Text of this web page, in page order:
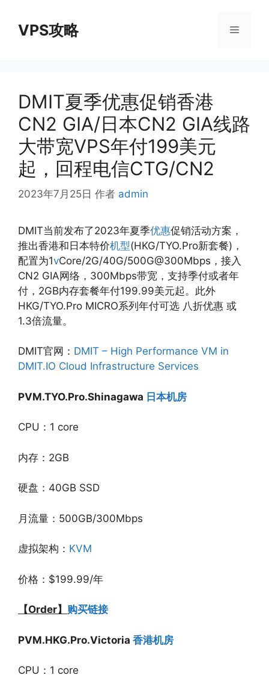
VPS攻略 菜
DMIT夏季优惠促销香港
CN2 GIA/日本CN2 GIA线路
大带宽VPS年付199美元
起，回程电信CTG/CN2
2023年7月25日 作者 admin
DMIT当前发布了2023年夏季优惠促销活动方案，
推出香港和日本特价机型(HKG/TYO.Pro新套餐)，
配置为1vCore/2G/40G/500G@300Mbps，接入
CN2 GIA网络，300Mbps带宽，支持季付或者年
付，2GB内存套餐年付199.99美元起。此外
HKG/TYO.Pro MICRO系列年付可选 八折优惠 或
1.3倍流量。
DMIT官网： DMIT – High Performance VM in
DMIT.IO Cloud Infrastructure Services
PVM.TYO.Pro.Shinagawa 日本机房
CPU：1 core
内存：2GB
硬盘：40GB SSD
月流量：500GB/300Mbps
虚拟架构： KVM
价格：$199.99/年
【Order】 购买链接
PVM.HKG.Pro.Victoria 香港机房
CPU：1 core